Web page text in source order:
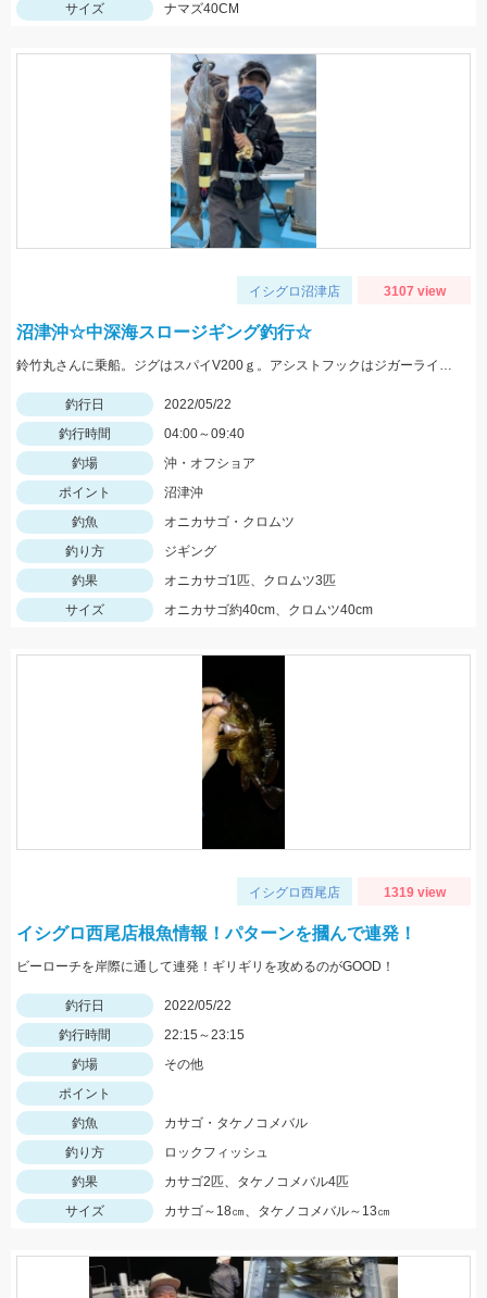
サイズ
ナマズ40CM
イシグロ沼津店 3107 view
沼津沖☆中深海スロージギング釣行☆
鈴竹丸さんに乗船。ジグはスパイV200ｇ。アシストフックはジガーライトシワリ2/0を使用。
釣行日
2022/05/22
釣行時間
04:00～09:40
釣場
沖・オフショア
ポイント
沼津沖
釣魚
オニカサゴ・クロムツ
釣り方
ジギング
釣果
オニカサゴ1匹、クロムツ3匹
サイズ
オニカサゴ約40cm、クロムツ40cm
イシグロ西尾店 1319 view
イシグロ西尾店根魚情報！パターンを摑んで連発！
ビーローチを岸際に通して連発！ギリギリを攻めるのがGOOD！
釣行日
2022/05/22
釣行時間
22:15～23:15
釣場
その他
ポイント
釣魚
カサゴ・タケノコメバル
釣り方
ロックフィッシュ
釣果
カサゴ2匹、タケノコメバル4匹
サイズ
カサゴ～18㎝、タケノコメバル～13㎝